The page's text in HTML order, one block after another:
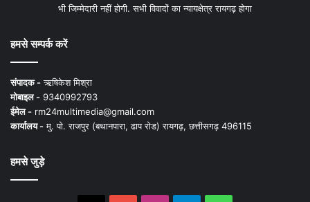
भी जिम्मेदारी नहीं होगी. सभी विवादों का न्यायक्षेत्र रायगढ़ होगा
हमसे सम्पर्क करें
संपादक -ऋषिकेश मिश्रा
मोबाइल - 9340992793
ईमेल - rm24multimedia@gmail.com
कार्यालय -मु. पो. राजपुर (बथानपारा, ढाप रोड) रायगढ़, छत्तीसगढ़ 496115
हमसे जुड़े